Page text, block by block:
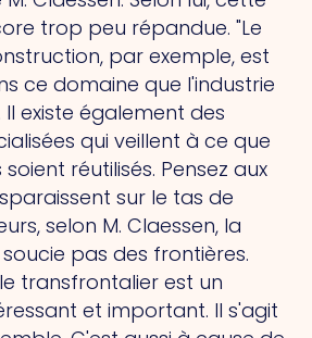
trop peu répandue. "Le
par exemple, est
ce domaine que l'industrie
existe également des
qui veillent à ce que
réutilisés. Pensez aux
sur le tas de
selon M. Claessen, la
pas des frontières.
transfrontalier est un
et important. Il s'agit